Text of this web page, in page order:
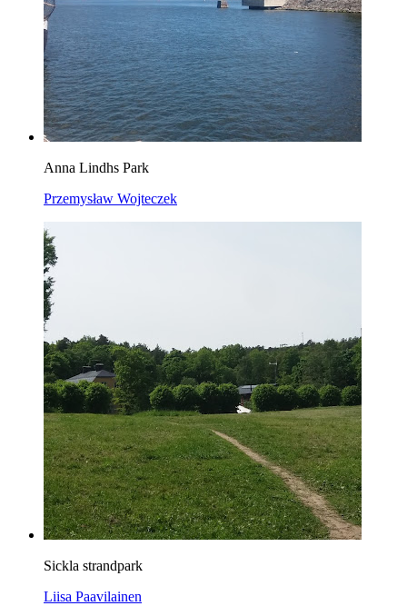
Anna Lindhs Park
Przemysław Wojteczek
Sickla strandpark
Liisa Paavilainen